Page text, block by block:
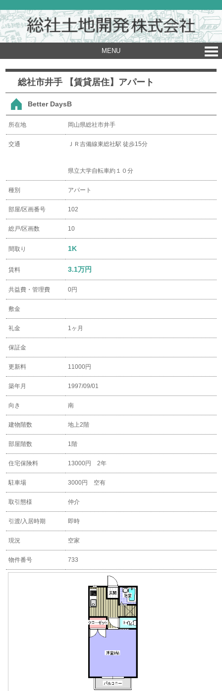
MENU
総社市井手 【賃貸居住】アパート
Better DaysB
所在地 岡山県総社市井手
交通 ＪＲ吉備線東総社駅 徒歩15分
県立大学自転車約１０分
種別 アパート
部屋/区画番号 102
総戸/区画数 10
間取り 1K
賃料 3.1万円
共益費・管理費 0円
敷金
礼金 1ヶ月
保証金
更新料 11000円
築年月 1997/09/01
向き 南
建物階数 地上2階
部屋階数 1階
住宅保険料 13000円 2年
駐車場 3000円 空有
取引態様 仲介
引渡/入居時期 即時
現況 空家
物件番号 733